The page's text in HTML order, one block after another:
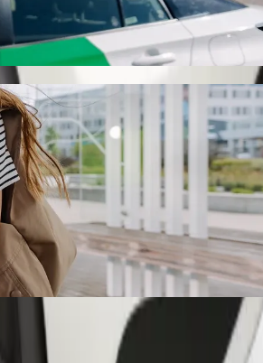
diese Fahrt etwa 13 Min. und kostet